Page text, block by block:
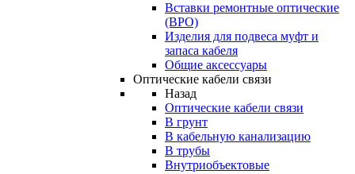
Вставки ремонтные оптические
(ВРО)
Изделия для подвеса муфт и
запаса кабеля
Общие аксессуары
Оптические кабели связи
Назад
Оптические кабели связи
В грунт
В кабельную канализацию
В трубы
Внутриобъектовые